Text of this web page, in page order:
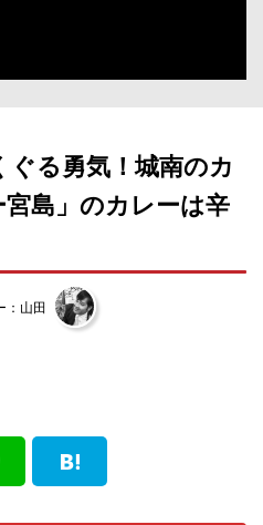
る勇気！城南のカ
島」のカレーは辛
：山田